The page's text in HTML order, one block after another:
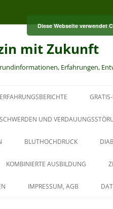
mit Zukunft
Erfahrungen,
ERFAHRUNGSBERICHTE
UND
BLUTHOCHDRUCK
KOMBINIERTE AUSBILDUNG
AUS DER PAUL-SCHMIDT-
IMPRESSUM, AGB
Diese Webseite verwendet